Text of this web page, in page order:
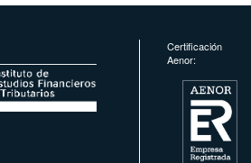
Certificación
Aenor: